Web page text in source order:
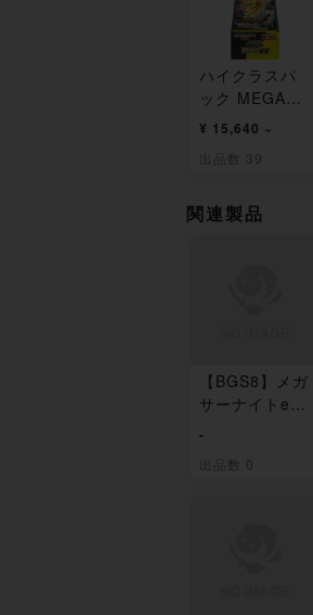
ハイクラスパ
ック MEGAド
リームex 未開
封BOX
¥ 15,640 ~
出品数 39
関連製品
【BGS8】メガ
サーナイトex
-
出品数 0